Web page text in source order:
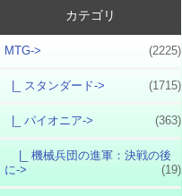
カテゴリ
MTG-> (2225)
|_ スタンダード-> (1715)
|_ パイオニア-> (363)
|_ 機械兵団の進軍：決戦の後
に->
(19)